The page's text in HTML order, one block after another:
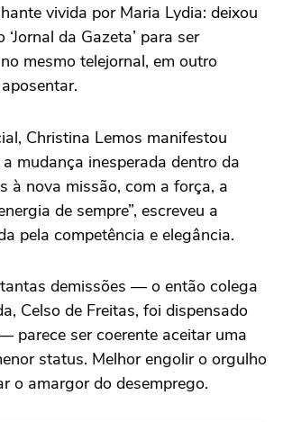
vivida por Maria Lydia: deixou
da Gazeta’ para ser
mesmo telejornal, em outro
Christina Lemos manifestou
mudança inesperada dentro da
à nova missão, com a força, a
de sempre”, escreveu a
pela competência e elegância.
demissões — o então colega
Celso de Freitas, foi dispensado
parece ser coerente aceitar uma
status. Melhor engolir o orgulho
o amargor do desemprego.